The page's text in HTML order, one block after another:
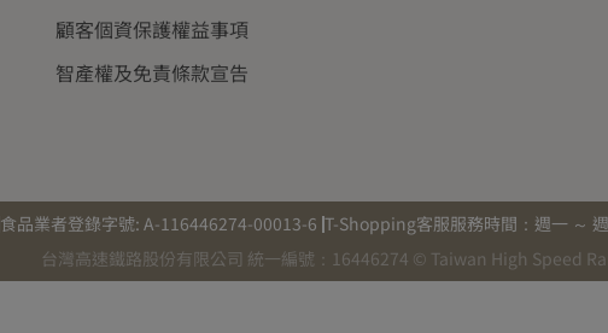
顧客個資保護權益事項
智產權及免責條款宣告
食品業者登錄字號: A-116446274-00013-6 T-Shopping客服服務時間：週一 ～
台灣高速鐵路股份有限公司 統一編號：16446274 © Taiwan High Speed